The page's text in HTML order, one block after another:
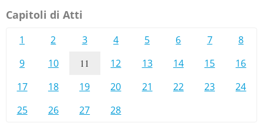
Capitoli di Atti
1 2 3 4 5 6 7
8
9
10 11 12 13 14 15
16
17
18 19 20 21 22 23
24
25
26 27 28